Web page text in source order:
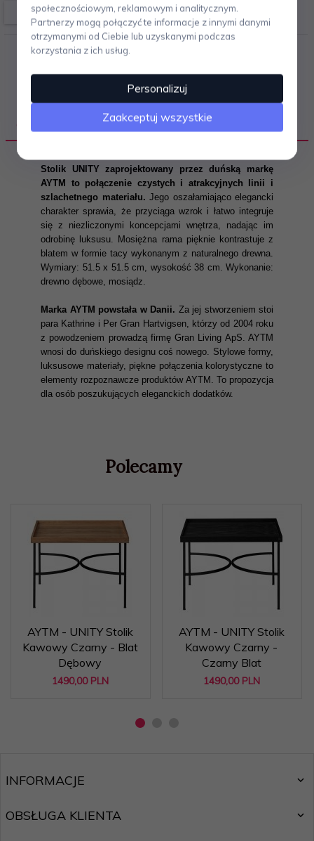
OPIS PRODUKTU
Stolik UNITY zaprojektowany przez duńską markę
AYTM to połączenie czystych i atrakcyjnych linii i
szlachetnego materiału. Jego oszałamiająco elegancki
charakter sprawia, że przyciąga wzrok i łatwo integruje
się z niezliczonymi koncepcjami wnętrza, nadając im
odrobinę luksusu. Mosiężna rama pięknie kontrastuje z
blatem w formie tacy wykonanym z naturalnego drewna.
Wymiary: 51.5 x 51.5 cm, wysokość 38 cm. Wykonanie:
drewno dębowe, mosiądz.
Marka AYTM powstała w Danii. Za jej stworzeniem stoi
para Kathrine i Per Gran Hartvigsen, którzy od 2004 roku
z powodzeniem prowadzą firmę Gran Living ApS. AYTM
wnosi do duńskiego designu coś nowego. Stylowe formy,
luksusowe materiały, piękne połączenia kolorystyczne to
elementy rozpoznawcze produktów AYTM. To propozycja
dla osób poszukujących eleganckich dodatków.
Polecamy
AYTM - UNITY Stolik
Kawowy Czarny - Blat
Dębowy
1490,00 PLN
AYTM - UNITY Stolik
Kawowy Czarny -
Czarny Blat
1490,00 PLN
INFORMACJE
OBSŁUGA KLIENTA
społecznościowym, reklamowym i analitycznym.
Partnerzy mogą połączyć te informacje z innymi danymi
otrzymanymi od Ciebie lub uzyskanymi podczas
korzystania z ich usług.
Personalizuj
Zaakceptuj wszystkie